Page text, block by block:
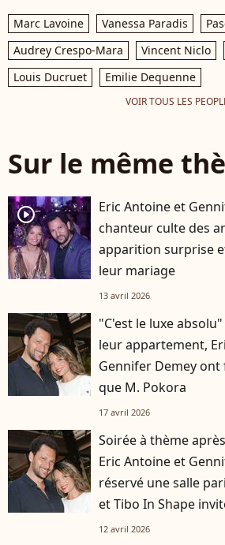
Marc Lavoine Vanessa Paradis
Audrey Crespo-Mara
Vincent Niclo
Louis Ducruet
Emilie Dequenne
VOIR TOUS LES
Sur le même
player2
Eric Antoine et
chanteur culte des
apparition surprise
leur mariage
13 avril 2026
"C'est le luxe
leur appartement,
Gennifer Demey
que M. Pokora
17 avril 2026
Soirée à thème
Eric Antoine et
réservé une salle
et Tibo In Shape
12 avril 2026